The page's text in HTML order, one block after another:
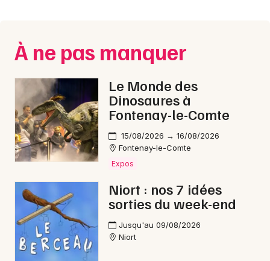
Choisir mes départements
Mon email
Je m'abonne
À ne pas manquer
Le Monde des
Dinosaures à
Fontenay-le-Comte
15/08/2026 → 16/08/2026
Fontenay-le-Comte
Expos
Niort : nos 7 idées
sorties du week-end
Jusqu'au 09/08/2026
Niort